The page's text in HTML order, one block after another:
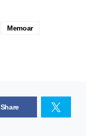
Memoar
Share